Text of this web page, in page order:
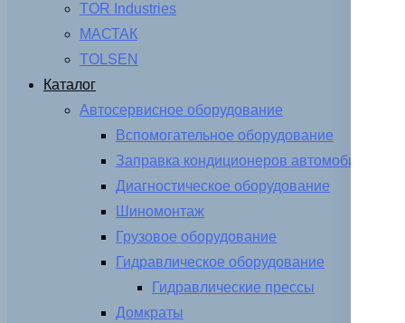
TOR Industries
МАСТАК
TOLSEN
Каталог
Автосервисное оборудование
Вспомогательное оборудование
Заправка кондиционеров автомобиля
Диагностическое оборудование
Шиномонтаж
Грузовое оборудование
Гидравлическое оборудование
Гидравлические прессы
Домкраты